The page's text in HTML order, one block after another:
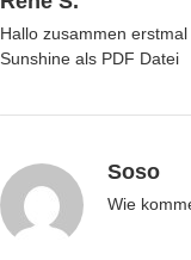
Hallo zusammen
Sunshine als PDF Datei
Soso
Wie